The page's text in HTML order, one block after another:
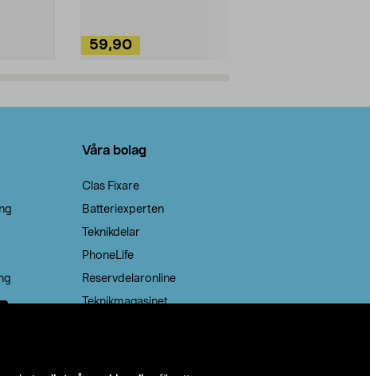
59,90
Våra bolag
Clas Fixare
Batteriexperten
Teknikdelar
PhoneLife
Reservdelaronline
Teknikmagasinet